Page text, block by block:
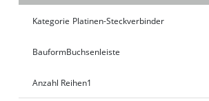
Kategorie Platinen-Steckverbinder
BauformBuchsenleiste
Anzahl Reihen1